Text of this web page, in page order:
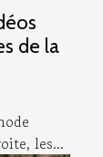
de la
les...